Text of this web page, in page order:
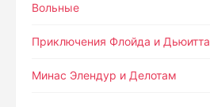
Вольные
Приключения Флойда и Дьюитта
Минас Элендур и Делотам